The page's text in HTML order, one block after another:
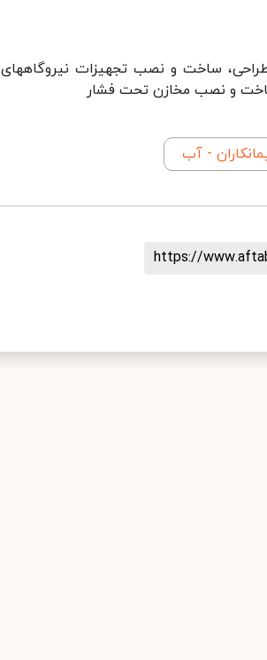
ساخت و نصب تجهیزات نیروگاههای
و نصب مخازن تحت فشار
- آب
https://